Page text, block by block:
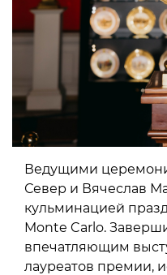
Ведущими
Север и Вячеслав
кульминацией
Monte Carlo.
впечатляющим
лауреатов премии,